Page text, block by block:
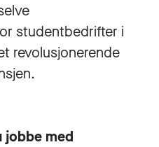
studentbedrifter i
revolusjonerende
jobbe med